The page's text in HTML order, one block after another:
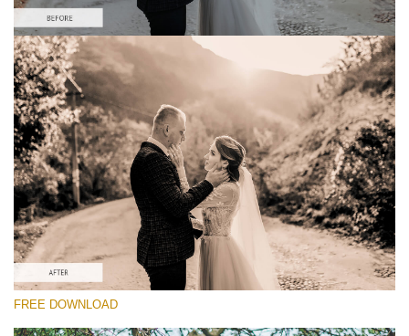
Proszę wybrać
Free Sepia Lightroom Preset #20
Wedding Classic
(30 Lr Presets)
Wedding Collection
(400 Lr Presets)
Must-Have Collection
(1432 Lr Presets)
FREE DOWNLOAD